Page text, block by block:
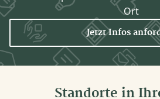
Ort
Jetzt Infos
Standorte in